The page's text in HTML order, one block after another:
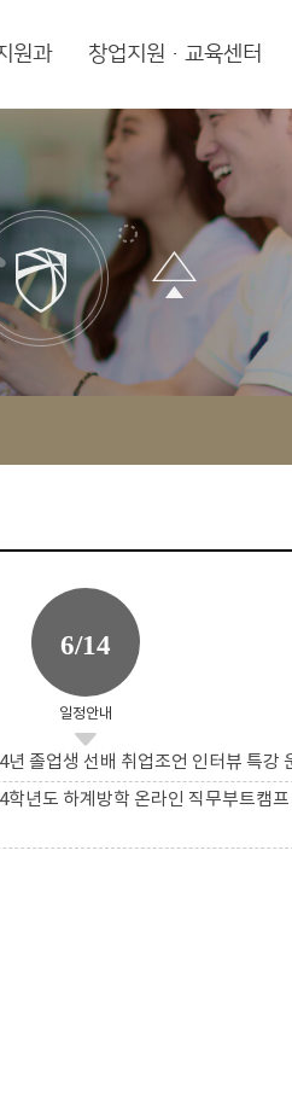
원과 창업지원·교육센터
6/14
일정안내
년 졸업생 선배 취업조언 인터뷰 특강
학년도 하계방학 온라인 직무부트캠프